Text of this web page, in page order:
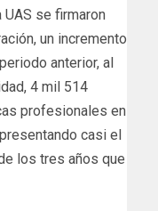
se firmaron
un incremento
anterior, al
4 mil 514
profesionales en
casi el
los tres años que